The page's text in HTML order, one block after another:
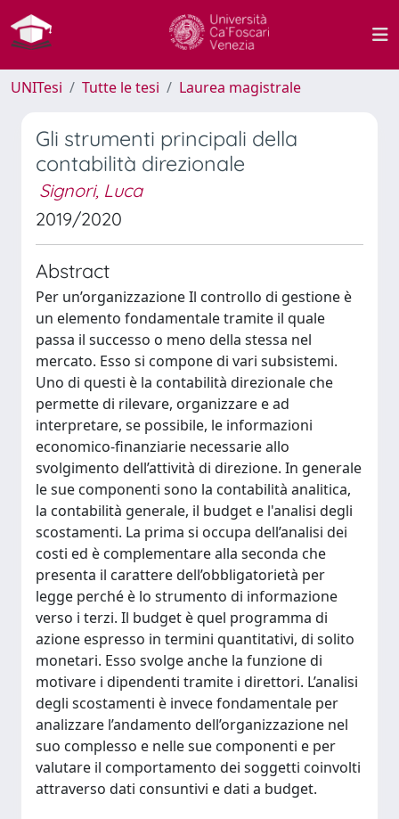
UNITesi Tutte le tesi Laurea magistrale
Gli strumenti principali della
contabilità direzionale
Signori, Luca
2019/2020
Abstract
Per un’organizzazione Il controllo di gestione è
un elemento fondamentale tramite il quale
passa il successo o meno della stessa nel
mercato. Esso si compone di vari subsistemi.
Uno di questi è la contabilità direzionale che
permette di rilevare, organizzare e ad
interpretare, se possibile, le informazioni
economico-finanziarie necessarie allo
svolgimento dell’attività di direzione. In generale
le sue componenti sono la contabilità analitica,
la contabilità generale, il budget e l'analisi degli
scostamenti. La prima si occupa dell’analisi dei
costi ed è complementare alla seconda che
presenta il carattere dell’obbligatorietà per
legge perché è lo strumento di informazione
verso i terzi. Il budget è quel programma di
azione espresso in termini quantitativi, di solito
monetari. Esso svolge anche la funzione di
motivare i dipendenti tramite i direttori. L’analisi
degli scostamenti è invece fondamentale per
analizzare l’andamento dell’organizzazione nel
suo complesso e nelle sue componenti e per
valutare il comportamento dei soggetti coinvolti
attraverso dati consuntivi e dati a budget.